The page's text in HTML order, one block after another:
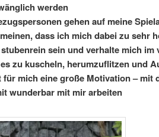
werden
gehen auf meine
dass ich mich dabei zu sehr
sein und verhalte mich im
zu kuscheln, herumzuflitzen und
für mich eine große Motivation – mit
wunderbar mit mir arbeiten